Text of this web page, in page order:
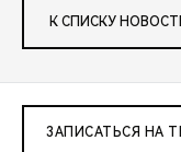
К СПИСКУ
ЗАПИСАТЬСЯ НА